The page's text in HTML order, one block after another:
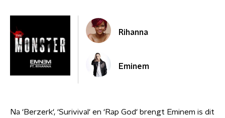
Rihanna
Eminem
Na ‘Berzerk‘, ‘Surivival‘ en ‘Rap God‘ brengt Eminem is dit